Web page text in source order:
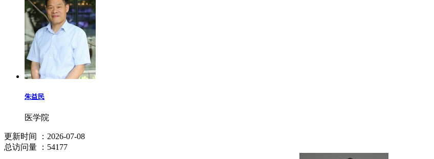
朱益民
医学院
更新时间
：2026-07-08
总访问量 ：54177